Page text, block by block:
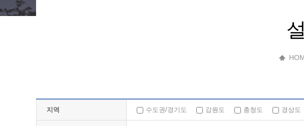
지역 수도권/경기도 강원도 충청도 경상도